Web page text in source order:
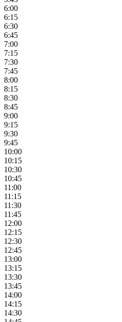
6:00
6:15
6:30
6:45
7:00
7:15
7:30
7:45
8:00
8:15
8:30
8:45
9:00
9:15
9:30
9:45
10:00
10:15
10:30
10:45
11:00
11:15
11:30
11:45
12:00
12:15
12:30
12:45
13:00
13:15
13:30
13:45
14:00
14:15
14:30